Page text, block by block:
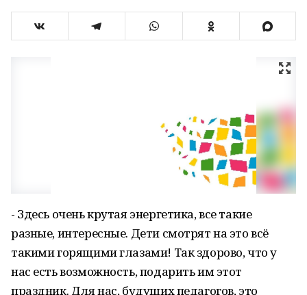
- Здесь очень крутая энергетика, все такие
разные, интересные. Дети смотрят на это всё
такими горящими глазами! Так здорово, что у
нас есть возможность, подарить им этот
праздник. Для нас, будущих педагогов, это